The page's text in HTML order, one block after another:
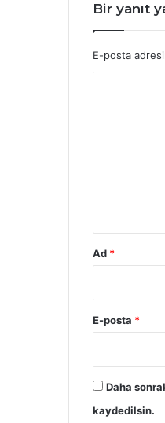
Bir yanıt
E-posta
Ad *
E-posta *
Daha
kaydedilsin.